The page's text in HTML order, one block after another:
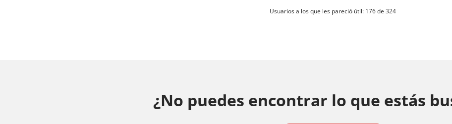
Usuarios a los que les pareció útil: 176 de 324
¿No puedes encontrar lo que estás